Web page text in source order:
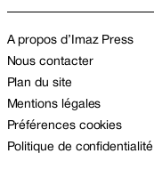
A propos d’Imaz Press
Nous contacter
Plan du site
Mentions légales
Préférences cookies
Politique de confidentialité